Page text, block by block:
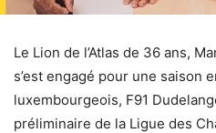
Le Lion de l’Atlas de 36 ans,
s’est engagé pour une saison
luxembourgeois, F91
préliminaire de la Ligue des